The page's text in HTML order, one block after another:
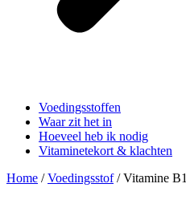
Voedingsstoffen
Waar zit het in
Hoeveel heb ik nodig
Vitaminetekort & klachten
Home /Voedingsstof/ Vitamine B1